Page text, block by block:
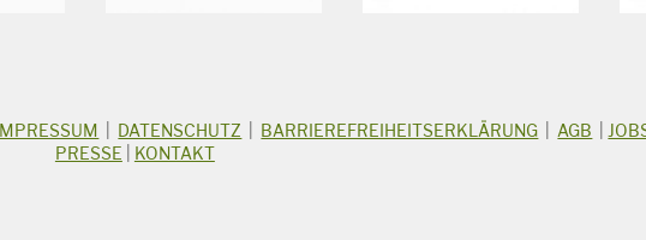
IMPRESSUM DATENSCHUTZ BARRIEREFREIHEITSERKLÄRUNG AGB
PRESSE
KONTAKT